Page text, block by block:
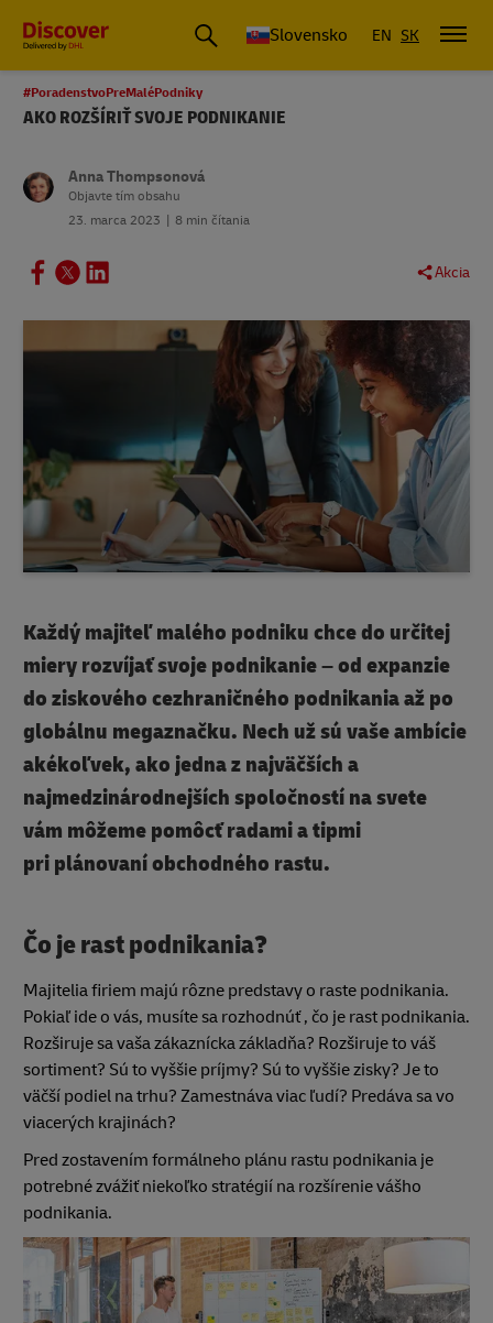
Slovensko EN SK
#PoradenstvoPreMaléPodniky
AKO ROZŠÍRIŤ SVOJE PODNIKANIE
Anna Thompsonová
Objavte tím obsahu
23. marca 2023
8 min čítania
Akcia
Každý majiteľ malého podniku chce do určitej
miery rozvíjať svoje podnikanie – od expanzie
do ziskového cezhraničného podnikania až po
globálnu megaznačku. Nech už sú vaše ambície
akékoľvek, ako jedna z najväčších a
najmedzinárodnejších spoločností na svete
vám môžeme pomôcť radami a tipmi
pri plánovaní obchodného rastu.
Čo je rast podnikania?
Majitelia firiem majú rôzne predstavy o raste podnikania.
Pokiaľ ide o vás, musíte sa rozhodnúť , čo je rast podnikania.
Rozširuje sa vaša zákaznícka základňa? Rozširuje to váš
sortiment? Sú to vyššie príjmy? Sú to vyššie zisky? Je to
väčší podiel na trhu? Zamestnáva viac ľudí? Predáva sa vo
viacerých krajinách?
Pred zostavením formálneho plánu rastu podnikania je
potrebné zvážiť niekoľko stratégií na rozšírenie vášho
podnikania.